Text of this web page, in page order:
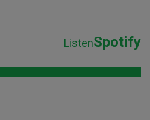
ListenSpotify